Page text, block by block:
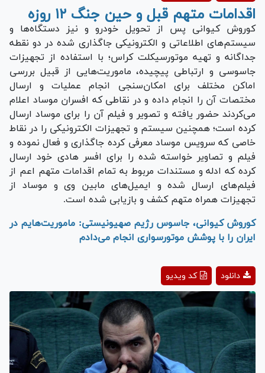
Video
اقدامات متهم قبل و حین جنگ ۱۲ روزه
کوروش کیوانی پس از تحویل خودرو و نیز دستگاه‌ها و
سیستم‌های اطلاعاتی و الکترونیکی جاگذاری شده در دو نقطه
جداگانه و تهیه موتورسیکلت کراس؛ با استفاده از تجهیزات
جاسوسی و ارتباطی پیچیده، ماموریت‌هایی از قبیل بررسی
اماکن مختلف برای امکان‌سنجی انجام عملیات و ارسال
مختصات آن را انجام داده و در نقاطی که افسران موساد اعلام
می‌کردند حضور یافته و تصویر و فیلم آن را برای موساد ارسال
کرده است؛ همچنین سیستم و تجهیزات الکترونیکی را در نقاط
خاصی که سرویس موساد معرفی کرده جاگذاری و فعال نموده و
فیلم و تصاویر خواسته شده را برای افسر هادی خود ارسال
کرده که ادله و مستندات مربوط به تمام اقدامات متهم اعم از
فیلم‌های ارسال شده و ایمیل‌های مابین وی و موساد از
تجهیزات همراه متهم کشف و بازیابی شده است.
کوروش کیوانی، جاسوس رژیم صهیونیستی: ماموریت‌هایم در
ایران را با پوشش موتورسواری انجام می‌دادم
Play
Video
کد ویدیو دانلود